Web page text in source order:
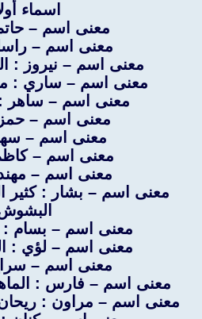
اسماء
معنى اسم –
معنى اسم –
معنى اسم – نيروز :
معنى اسم – ساري :
معنى اسم – ساهر :
معنى اسم –
معنى اسم –
معنى اسم –
معنى اسم –
معنى اسم – بشار : كثير
معنى اسم – بسام :
معنى اسم – لؤي :
معنى اسم –
معنى اسم – فارس :
معنى اسم – مراون :